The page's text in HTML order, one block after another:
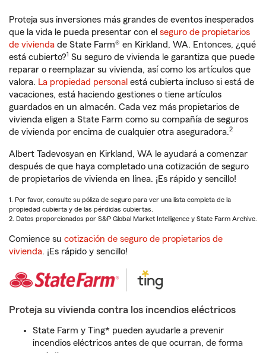
Proteja sus inversiones más grandes de eventos inesperados
que la vida le pueda presentar con el seguro de propietarios
de vivienda de State Farm® en Kirkland, WA. Entonces, ¿qué
está cubierto?1 Su seguro de vivienda le garantiza que puede
reparar o reemplazar su vivienda, así como los artículos que
valora. La propiedad personal está cubierta incluso si está de
vacaciones, está haciendo gestiones o tiene artículos
guardados en un almacén. Cada vez más propietarios de
vivienda eligen a State Farm como su compañía de seguros
de vivienda por encima de cualquier otra aseguradora.2
Albert Tadevosyan en Kirkland, WA le ayudará a comenzar
después de que haya completado una cotización de seguro
de propietarios de vivienda en línea. ¡Es rápido y sencillo!
1. Por favor, consulte su póliza de seguro para ver una lista completa de la
propiedad cubierta y de las pérdidas cubiertas.
2. Datos proporcionados por S&P Global Market Intelligence y State Farm Archive.
Comience su cotización de seguro de propietarios de
vivienda. ¡Es rápido y sencillo!
Proteja su vivienda contra los incendios eléctricos
State Farm y Ting* pueden ayudarle a prevenir
incendios eléctricos antes de que ocurran, de forma